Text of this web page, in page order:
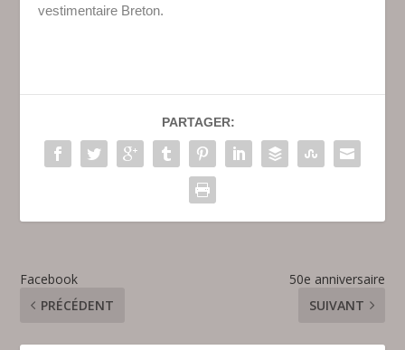
vestimentaire Breton.
PARTAGER:
Facebook
PRÉCÉDENT
50e anniversaire
SUIVANT